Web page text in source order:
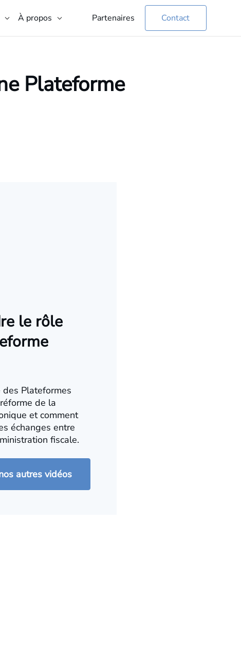
À propos Partenaires Contact
Plateforme
le rôle
des Plateformes
de la
et comment
échanges entre
fiscale.
autres vidéos